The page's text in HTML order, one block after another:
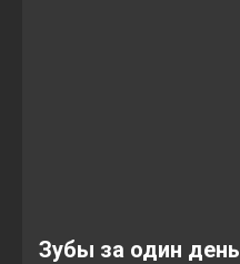
Зубы за один день